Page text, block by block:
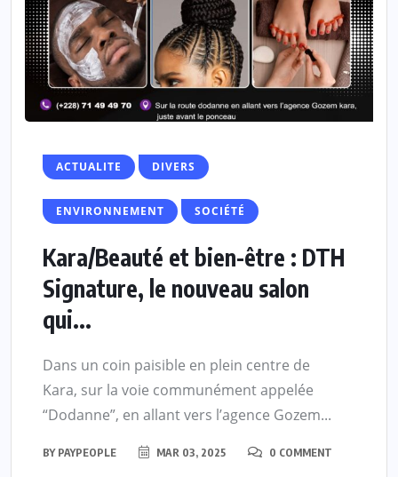
ACTUALITE DIVERS
ENVIRONNEMENT SOCIÉTÉ
Kara/Beauté et bien-être : DTH
Signature, le nouveau salon
qui...
Dans un coin paisible en plein centre de
Kara, sur la voie communément appelée
“Dodanne”, en allant vers l’agence Gozem...
BY PAYPEOPLE MAR 03, 2025 0 COMMENT